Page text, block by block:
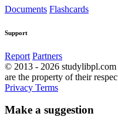
Documents Flashcards
Support
Report Partners
© 2013 - 2026 studylibpl.com
are the property of their
Privacy Terms
Make a suggestion